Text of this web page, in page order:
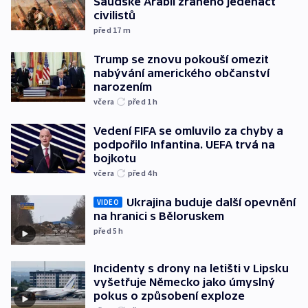
civilistů
před 17 m
Trump se znovu pokouší omezit
nabývání amerického občanství
narozením
včera před 1h
Vedení FIFA se omluvilo za chyby a
podpořilo Infantina. UEFA trvá na
bojkotu
včera před 4h
VIDEO
Ukrajina buduje další opevnění
na hranici s Běloruskem
před 5h
Incidenty s drony na letišti v Lipsku
vyšetřuje Německo jako úmyslný
pokus o způsobení exploze